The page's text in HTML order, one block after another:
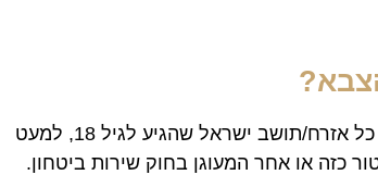
כאמור לעיל, חובת השירות חלה על כל אזרח/תושב ישראל שהגיע לגיל 18, למעט
כזה או אחר המעוגן בחוק שירות ביטחון.